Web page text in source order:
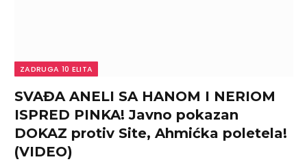
ZADRUGA 10 ELITA
SVAĐA ANELI SA HANOM I NERIOM
ISPRED PINKA! Javno pokazan
DOKAZ protiv Site, Ahmićka poletela!
(VIDEO)